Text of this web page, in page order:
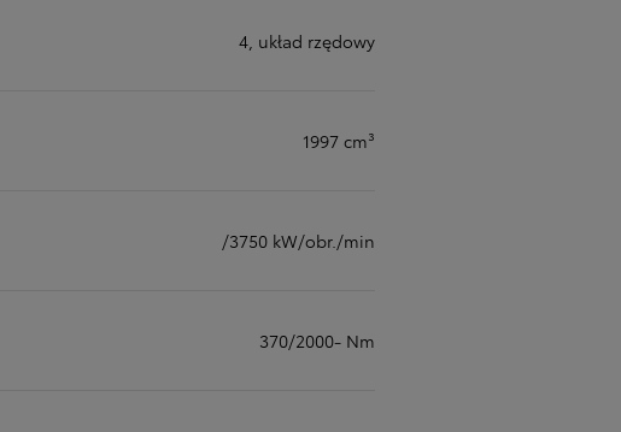
4, układ rzędowy
1997 cm³
/3750 kW/obr./min
370/2000- Nm